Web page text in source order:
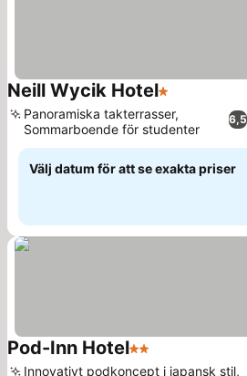
Neill Wycik Hotel1 Stjärnor
6,5
Panoramiska takterrasser,
Sommarboende för studenter
Välj datum för att se exakta priser
Pod-Inn Hotel2 Stjärnor
Innovativt podkoncept i japansk stil,